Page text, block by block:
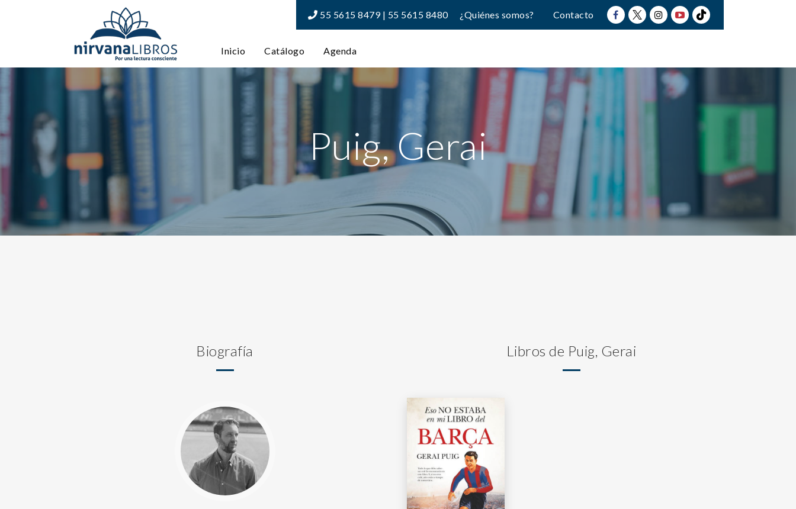
55 5615 8479 | 55 5615 8480 ¿Quiénes somos? Contacto
Inicio Catálogo Agenda
Puig, Gerai
Biografía Libros de Puig, Gerai